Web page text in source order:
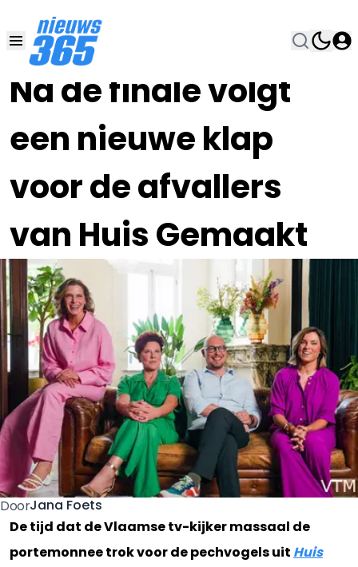
Na de finale volgt
een nieuwe klap
voor de afvallers
van Huis Gemaakt
16 JUN , 7:00•
DoorJana Foets
De tijd dat de Vlaamse tv-kijker massaal de
portemonnee trok voor de pechvogels uit Huis